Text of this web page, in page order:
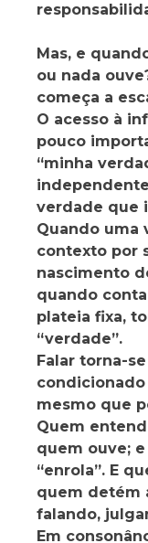
Mas, e
ou nada
começa a
O acesso à
pouco
“minha
verdade que
Quando uma
contexto por
nascimento
quando
plateia fixa,
“verdade”.
Falar torna-
mesmo que
Quem
quem ouve;
“enrola”. E
quem detém
falando,
Em